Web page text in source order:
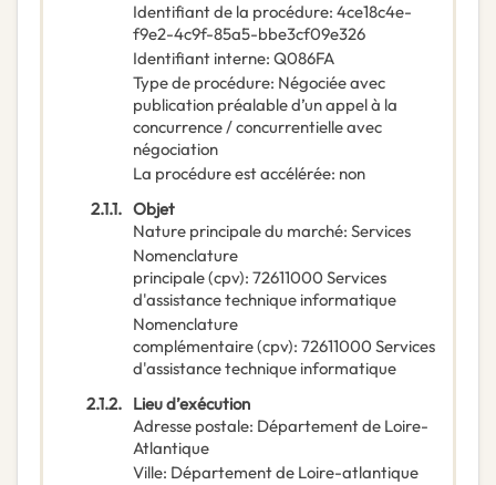
Identifiant de la procédure: 4ce18c4e-
f9e2-4c9f-85a5-bbe3cf09e326
Identifiant interne: Q086FA
Type de procédure: Négociée avec
publication préalable d’un appel à la
concurrence / concurrentielle avec
négociation
La procédure est accélérée: non
2.1.1. Objet
Nature principale du marché: Services
Nomenclature
principale(cpv): 72611000 Services
d'assistance technique informatique
Nomenclature
complémentaire(cpv): 72611000 Services
d'assistance technique informatique
2.1.2. Lieu d’exécution
Adresse postale: Département de Loire-
Atlantique
Ville: Département de Loire-atlantique